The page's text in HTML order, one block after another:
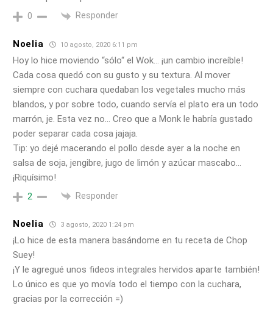
0 Responder
Noelia 10 agosto, 2020 6:11 pm
Hoy lo hice moviendo “sólo“ el Wok… ¡un cambio increíble!
Cada cosa quedó con su gusto y su textura. Al mover
siempre con cuchara quedaban los vegetales mucho más
blandos, y por sobre todo, cuando servía el plato era un todo
marrón, je. Esta vez no… Creo que a Monk le habría gustado
poder separar cada cosa jajaja.
Tip: yo dejé macerando el pollo desde ayer a la noche en
salsa de soja, jengibre, jugo de limón y azúcar mascabo…
¡Riquísimo!
2 Responder
Noelia 3 agosto, 2020 1:24 pm
¡Lo hice de esta manera basándome en tu receta de Chop
Suey!
¡Y le agregué unos fideos integrales hervidos aparte también!
Lo único es que yo movía todo el tiempo con la cuchara,
gracias por la corrección =)